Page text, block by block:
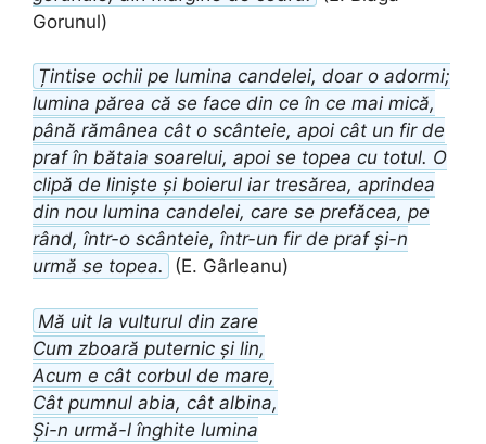
Gorunul)
Țintise ochii pe lumina candelei, doar o adormi;
lumina părea că se face din ce în ce mai mică,
până rămânea cât o scânteie, apoi cât un fir de
praf în bătaia soarelui, apoi se topea cu totul. O
clipă de liniște și boierul iar tresărea, aprindea
din nou lumina candelei, care se prefăcea, pe
rând, într-o scânteie, într-un fir de praf și-n
urmă se topea.
(E. Gârleanu)
Mă uit la vulturul din zare
Cum zboară puternic și lin,
Acum e cât corbul de mare,
Cât pumnul abia, cât albina,
Și-n urmă-l înghite lumina